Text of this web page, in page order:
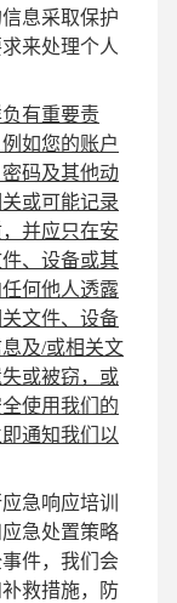
息采取保护
来处理个人
有重要责
如您的账户
码及其他动
或可能记录
并应只在安
、设备或其
何他人透露
文件、设备
及/或相关文
或被窃，或
使用我们的
通知我们以
急响应培训
急处置策略
件，我们会
救措施，防